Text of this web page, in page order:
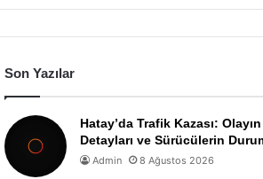
Son Yazılar
Hatay’da Trafik Kazası: Olayın
Detayları ve Sürücülerin
Admin 8 Ağustos 2026